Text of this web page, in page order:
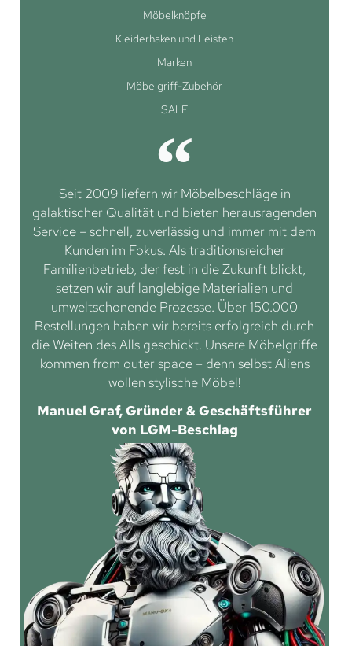
Möbelknöpfe
Kleiderhaken und Leisten
Marken
Möbelgriff-Zubehör
SALE
Seit 2009 liefern wir Möbelbeschläge in
galaktischer Qualität und bieten herausragenden
Service – schnell, zuverlässig und immer mit dem
Kunden im Fokus. Als traditionsreicher
Familienbetrieb, der fest in die Zukunft blickt,
setzen wir auf langlebige Materialien und
umweltschonende Prozesse. Über 150.000
Bestellungen haben wir bereits erfolgreich durch
die Weiten des Alls geschickt. Unsere Möbelgriffe
kommen from outer space – denn selbst Aliens
wollen stylische Möbel!
Manuel Graf, Gründer & Geschäftsführer
von LGM-Beschlag